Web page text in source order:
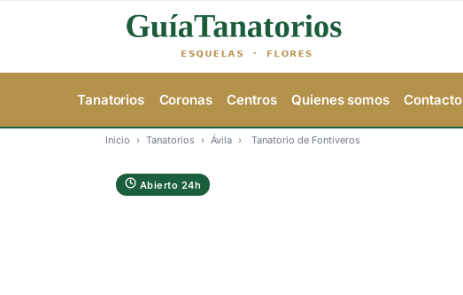
Tanatorios Coronas Centros Quienes somos Contacto
Inicio › Tanatorios › Ávila › Tanatorio de Fontiveros
Abierto 24h